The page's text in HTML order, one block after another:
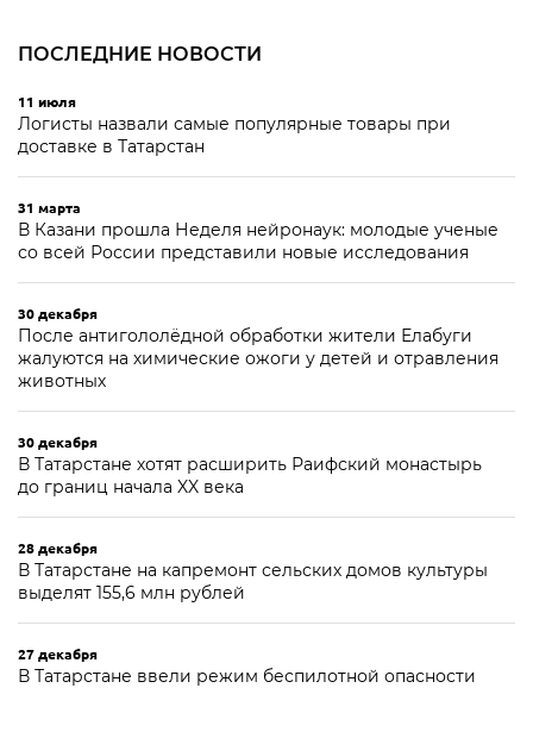
ПОСЛЕДНИЕ НОВОСТИ
11 июля
Логисты назвали самые популярные товары при
доставке в Татарстан
31 марта
В Казани прошла Неделя нейронаук: молодые ученые
со всей России представили новые исследования
30 декабря
После антигололёдной обработки жители Елабуги
жалуются на химические ожоги у детей и отравления
животных
30 декабря
В Татарстане хотят расширить Раифский монастырь
до границ начала XX века
28 декабря
В Татарстане на капремонт сельских домов культуры
выделят 155,6 млн рублей
27 декабря
В Татарстане ввели режим беспилотной опасности